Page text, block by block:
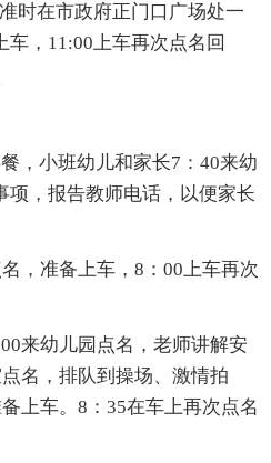
时在市政府正门口广场处一
，11:00上车再次点名回
，小班幼儿和家长7：40来幼
项，报告教师电话，以便家长
，准备上车，8：00上车再次
来幼儿园点名，老师讲解安
名，排队到操场、激情拍
上车。8：35在车上再次点名